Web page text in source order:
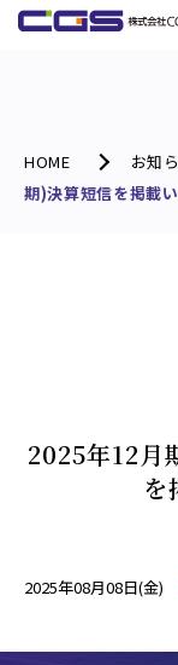
HOME お知
期)決算短信を掲載い
2025年12月
を
2025年08月08日(金)